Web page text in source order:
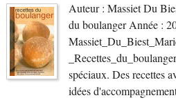
Auteur : Massiet Du
du boulanger Année :
spéciaux. Des recettes
idées